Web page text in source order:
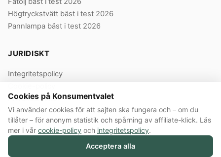
Högtryckstvätt bäst i test 2026
Pannlampa bäst i test 2026
JURIDISKT
Integritetspolicy
Användarvillkor
Våra villkor
© 2026 Konsumentvalet Sverige AB · Org.nr 559474-8914 · Bergendorffsgatan
Cookies på Konsumentvalet
Vi använder cookies för att sajten ska fungera och – om du
tillåter – för anonym statistik och spårning av affiliate-klick. Läs
mer i vår cookie-policy och integritetspolicy.
Acceptera alla